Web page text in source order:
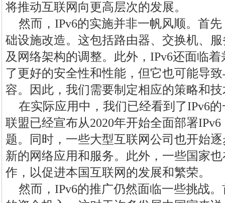
将推动互联网向更高层次的发展。
然而，IPv6的实施并非一帆风顺。首
础设施改造。这包括路由器、交换机、
及网络架构的调整。此外，IPv6还面临
了更好的安全性和性能，但它也可能导
容。因此，我们需要制定相应的策略和
在实际应用中，我们已经看到了IPv6
联盟已经宣布从2020年开始全面部署
题。同时，一些大型互联网公司也开始
新的网络应用和服务。此外，一些国家
作，以促进本国互联网的发展和繁荣。
然而，IPv6的推广仍然面临一些挑战